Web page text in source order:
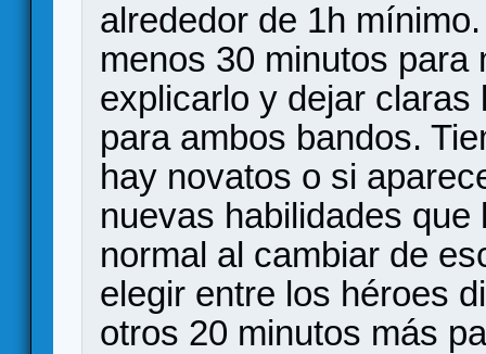
alrededor de 1h
menos 30 minutos para
explicarlo y dejar
para ambos bandos.
hay novatos o si
nuevas habilidades
normal al cambiar de
elegir entre los héroes
otros 20 minutos más